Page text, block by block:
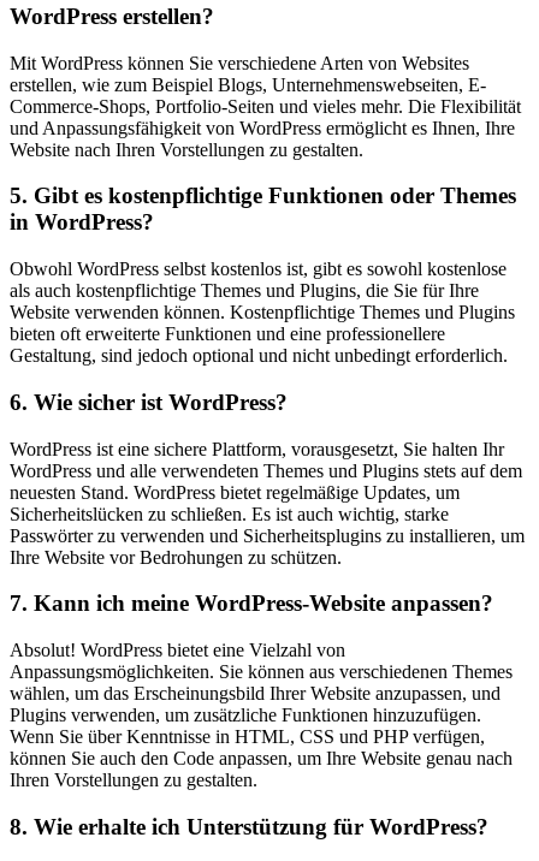
WordPress erstellen?
Mit WordPress können Sie verschiedene Arten von Websites
erstellen, wie zum Beispiel Blogs, Unternehmenswebseiten, E-
Commerce-Shops, Portfolio-Seiten und vieles mehr. Die Flexibilität
und Anpassungsfähigkeit von WordPress ermöglicht es Ihnen, Ihre
Website nach Ihren Vorstellungen zu gestalten.
5. Gibt es kostenpflichtige Funktionen oder Themes
in WordPress?
Obwohl WordPress selbst kostenlos ist, gibt es sowohl kostenlose
als auch kostenpflichtige Themes und Plugins, die Sie für Ihre
Website verwenden können. Kostenpflichtige Themes und Plugins
bieten oft erweiterte Funktionen und eine professionellere
Gestaltung, sind jedoch optional und nicht unbedingt erforderlich.
6. Wie sicher ist WordPress?
WordPress ist eine sichere Plattform, vorausgesetzt, Sie halten Ihr
WordPress und alle verwendeten Themes und Plugins stets auf dem
neuesten Stand. WordPress bietet regelmäßige Updates, um
Sicherheitslücken zu schließen. Es ist auch wichtig, starke
Passwörter zu verwenden und Sicherheitsplugins zu installieren, um
Ihre Website vor Bedrohungen zu schützen.
7. Kann ich meine WordPress-Website anpassen?
Absolut! WordPress bietet eine Vielzahl von
Anpassungsmöglichkeiten. Sie können aus verschiedenen Themes
wählen, um das Erscheinungsbild Ihrer Website anzupassen, und
Plugins verwenden, um zusätzliche Funktionen hinzuzufügen.
Wenn Sie über Kenntnisse in HTML, CSS und PHP verfügen,
können Sie auch den Code anpassen, um Ihre Website genau nach
Ihren Vorstellungen zu gestalten.
8. Wie erhalte ich Unterstützung für WordPress?